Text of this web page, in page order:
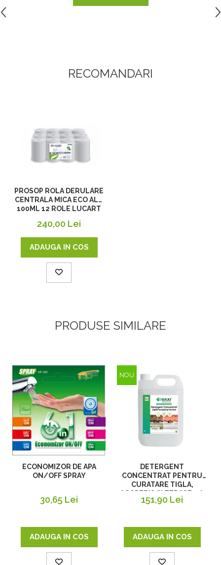
RECOMANDARI
PROSOP ROLA DERULARE
CENTRALA MICA ECO ALB
100ML 12 ROLE LUCART
240,00 Lei
ADAUGA IN COS
PRODUSE SIMILARE
ECONOMIZOR DE APA
ON/OFF SPRAY
30,65 Lei
ADAUGA IN COS
NOU
DETERGENT
CONCENTRAT PENTRU
CURATARE TIGLA,
ACOPERIS SI TERASE, 5 L
151,90 Lei
ADAUGA IN COS